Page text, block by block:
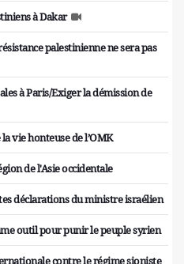
à Dakar
palestinienne ne sera pas
à Paris/Exiger la démission de
vie honteuse de l’OMK
de l'Asie occidentale
déclarations du ministre israélien
outil pour punir le peuple syrien
contre le régime sioniste